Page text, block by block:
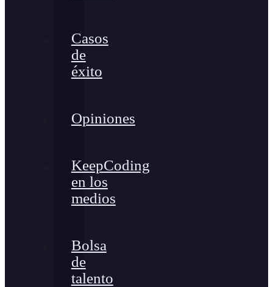
Casos
de
éxito
Opiniones
KeepCoding
en los
medios
Bolsa
de
talento